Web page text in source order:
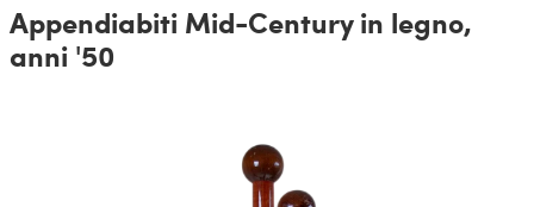
Appendiabiti Mid-Century in legno,
anni '50